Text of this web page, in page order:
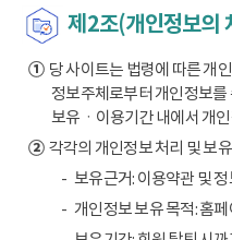
제2조(개인정보의
①당 사이트는 법령에 따른 개
정보주체로부터 개인정보
보유ㆍ이용기간 내에서 개
②각각의 개인정보 처리 및 보
보유근거: 이용약관 및
개인정보 보유 목적: 홈